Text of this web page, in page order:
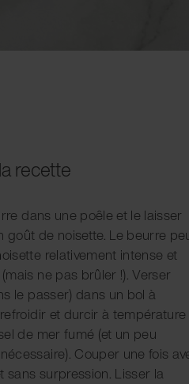
recette
dans une poêle et le laisser
goût de noisette. Le beurre
relativement intense et
ne pas brûler !). Verser
le passer) dans un bol à
et durcir à température
de mer fumé (et un peu
Couper une fois
sans surpression. Lisser la